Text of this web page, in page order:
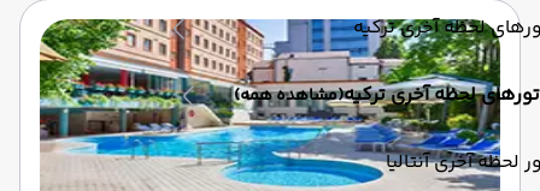
لحظه آخری ترکیه
تورهای لحظه آخری ترکیه(مشاهده همه)
لحظه آخری آنتالیا